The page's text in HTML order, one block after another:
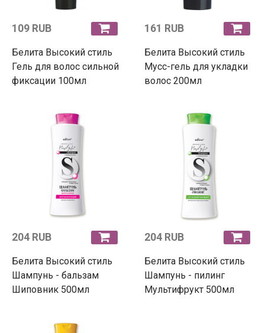
109 RUB
Белита Высокий стиль
Гель для волос сильной
фиксации 100мл
161 RUB
Белита Высокий стиль
Мусс-гель для укладки
волос 200мл
204 RUB
Белита Высокий стиль
Шампунь - бальзам
Шиповник 500мл
204 RUB
Белита Высокий стиль
Шампунь - пилинг
Мультифрукт 500мл